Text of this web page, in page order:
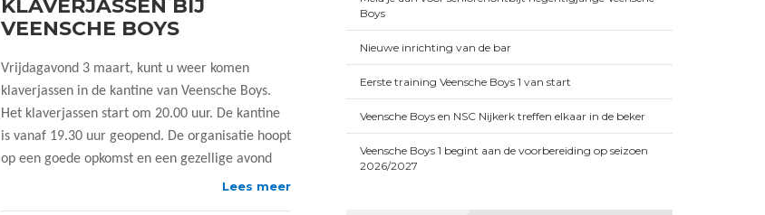
KLAVERJASSEN BIJ
VEENSCHE BOYS
Vrijdagavond 3 maart, kunt u weer komen
klaverjassen in de kantine van Veensche Boys.
Het klaverjassen start om 20.00 uur. De kantine
is vanaf 19.30 uur geopend. De organisatie hoopt
op een goede opkomst en een gezellige avond
Lees meer
Boys
Nieuwe inrichting van de bar
Eerste training Veensche Boys 1 van start
Veensche Boys en NSC Nijkerk treffen elkaar in de beker
Veensche Boys 1 begint aan de voorbereiding op seizoen
2026/2027